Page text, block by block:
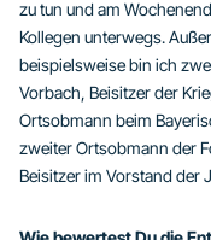
zu tun und am
Kollegen unterwegs.
beispielsweise bin ich
Vorbach, Beisitzer der
Ortsobmann beim
zweiter Ortsobmann der
Beisitzer im Vorstand der